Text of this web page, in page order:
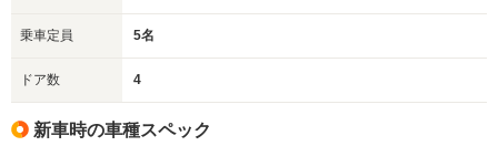
乗車定員 5名
ドア数 4
新車時の車種スペック